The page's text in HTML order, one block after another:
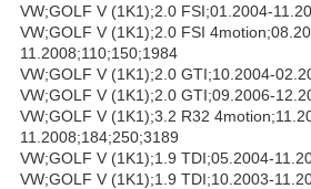
VW;GOLF V (1K1);2.0 FSI;01.2004-
VW;GOLF V (1K1);2.0 FSI
11.2008;110;150;1984
VW;GOLF V (1K1);2.0 GTI;10.2004-
VW;GOLF V (1K1);2.0 GTI;09.2006-
VW;GOLF V (1K1);3.2 R32
11.2008;184;250;3189
VW;GOLF V (1K1);1.9 TDI;05.2004-
VW;GOLF V (1K1);1.9 TDI;10.2003-